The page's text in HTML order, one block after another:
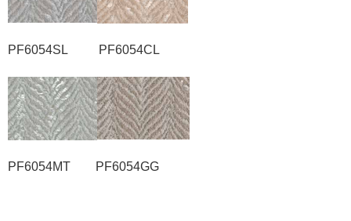
PF6054SL PF6054CL
PF6054MT PF6054GG